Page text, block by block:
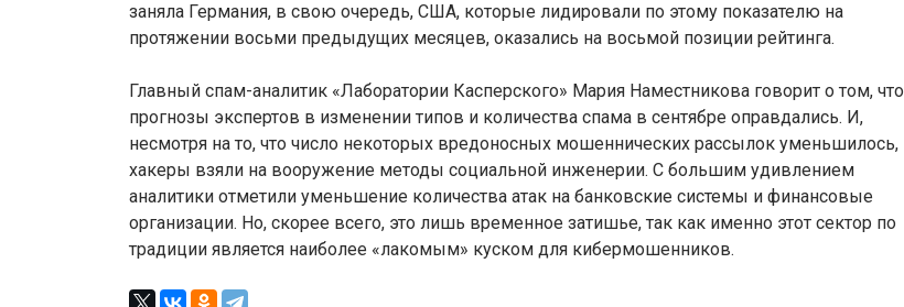
заняла Германия, в свою очередь, США, которые лидировали по этому показателю на
протяжении восьми предыдущих месяцев, оказались на восьмой позиции рейтинга.
Главный спам-аналитик «Лаборатории Касперского» Мария Наместникова говорит о том, что
прогнозы экспертов в изменении типов и количества спама в сентябре оправдались. И,
несмотря на то, что число некоторых вредоносных мошеннических рассылок уменьшилось,
хакеры взяли на вооружение методы социальной инженерии. С большим удивлением
аналитики отметили уменьшение количества атак на банковские системы и финансовые
организации. Но, скорее всего, это лишь временное затишье, так как именно этот сектор по
традиции является наиболее «лакомым» куском для кибермошенников.